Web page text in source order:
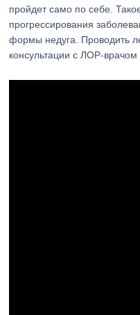
пройдет само по себе.
прогрессирования
формы недуга. Проводить
консультации с ЛОР-врачом